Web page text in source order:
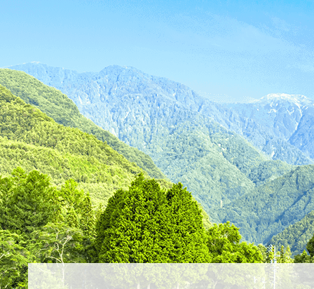
が
た
つ
映
え
る
ま
ち
駒